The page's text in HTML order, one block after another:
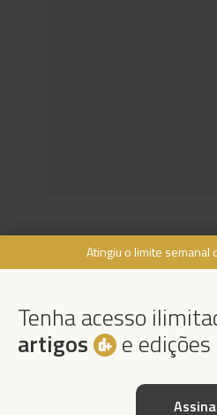
Atingiu o limite semanal
Tenha acesso
artigos e edições
291 202
Instale a
Podcasts